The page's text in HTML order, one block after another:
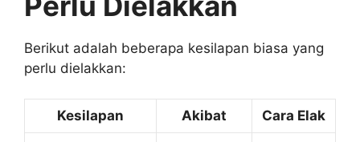
Berikut adalah beberapa kesilapan biasa yang
perlu dielakkan:
Kesilapan Akibat Cara Elak